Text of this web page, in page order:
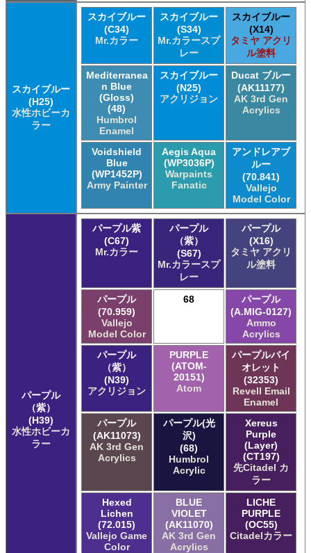
スカイブルー
(H25)
水性ホビーカ
ラー
スカイブルー
(C34)
Mr.カラー
スカイブルー
(S34)
Mr.カラースプ
レー
スカイブルー
(X14)
タミヤ アクリ
ル塗料
Mediterranea
n Blue
(Gloss)
(48)
Humbrol
Enamel
スカイブルー
(N25)
アクリジョン
Ducat ブルー
(AK11177)
AK 3rd Gen
Acrylics
Voidshield
Blue
(WP1452P)
Army Painter
Aegis Aqua
(WP3036P)
Warpaints
Fanatic
アンドレアブ
ルー
(70.841)
Vallejo
Model Color
パープル
（紫）
(H39)
水性ホビーカ
ラー
パープル紫
(C67)
Mr.カラー
パープル
（紫）
(S67)
Mr.カラースプ
レー
パープル
(X16)
タミヤ アクリ
ル塗料
パープル
(70.959)
Vallejo
Model Color
68
パープル
(A.MIG-0127)
Ammo
Acrylics
パープル
（紫）
(N39)
アクリジョン
PURPLE
(ATOM-
20151)
Atom
パープルバイ
オレット
(32353)
Revell Email
Enamel
パープル
(AK11073)
AK 3rd Gen
Acrylics
パープル(光
沢)
(68)
Humbrol
Acrylic
Xereus
Purple
(Layer)
(CT197)
先Citadel カ
ラー
Hexed
Lichen
(72.015)
Vallejo Game
Color
BLUE
VIOLET
(AK11070)
AK 3rd Gen
Acrylics
LICHE
PURPLE
(OC55)
Citadelカラー